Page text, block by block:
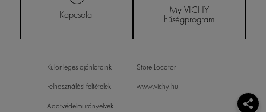
Kapcsolat My VICHY
hűségprogram
Különleges ajánlataink
Felhasználási feltételek
Adatvédelmi irányelvek
Store Locator
www.vichy.hu